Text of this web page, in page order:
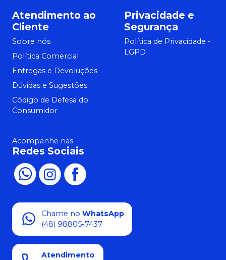
Atendimento ao
Cliente
Sobre nós
Política Comercial
Entregas e Devoluções
Dúvidas e Sugestões
Código de Defesa do
Consumidor
Privacidade e
Segurança
Política de Privacidade -
LGPD
Acompanhe nas
Redes Sociais
Chame no WhatsApp
(48) 98805-7437
Atendimento